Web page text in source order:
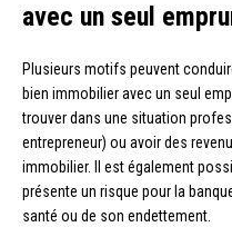
avec un seul
Plusieurs motifs peuvent
bien immobilier avec un seul
trouver dans une situation
entrepreneur) ou avoir des
immobilier. Il est également
présente un risque pour la
santé ou de son endettement.